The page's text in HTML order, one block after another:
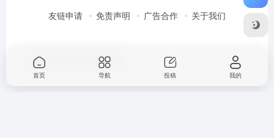
友链申请 免责声明 广告合作 关于我们
Copyright © 2026 豆豆资源网
首页 导航 投稿 我的